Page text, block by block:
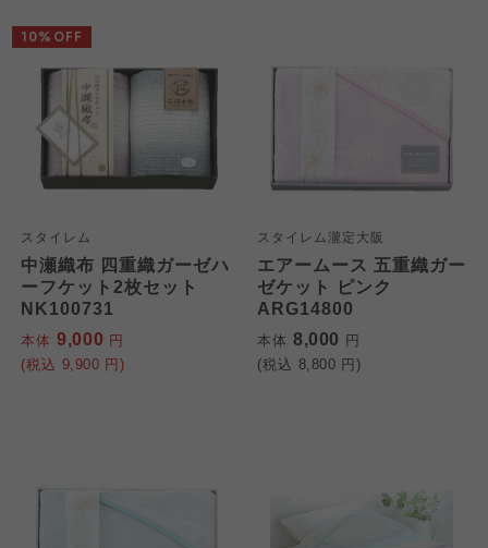
スタイレム
中瀬織布 四重織ガーゼハ
ーフケット2枚セット
NK100731
本体 9,000 円
(税込 9,900 円)
10%OFF
スタイレム瀧定大阪
エアームース 五重織ガー
ゼケット ピンク
ARG14800
本体 8,000 円
(税込 8,800 円)